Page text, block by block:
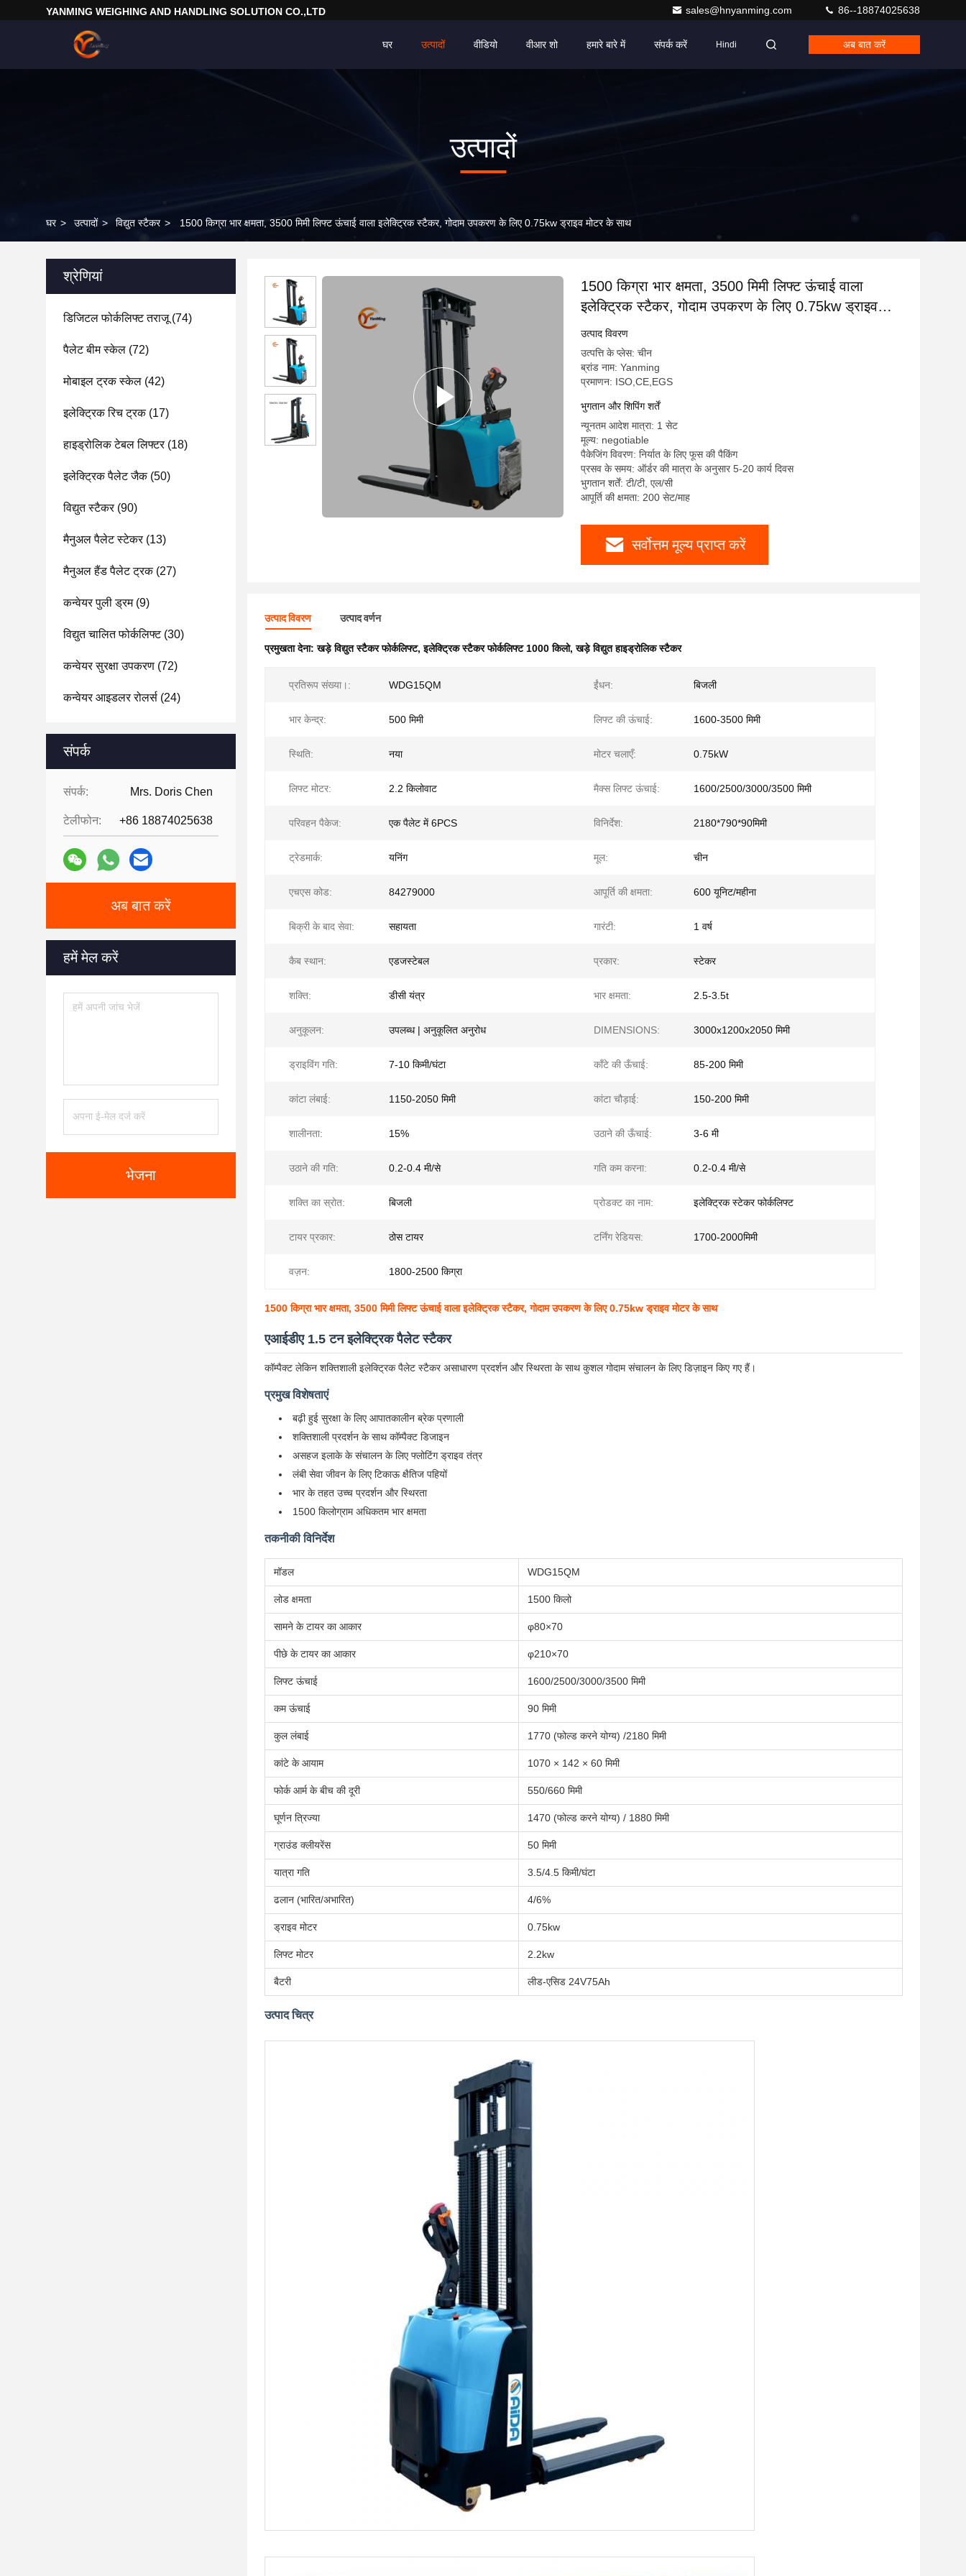
YANMING WEIGHING AND HANDLING SOLUTION CO.,LTD sales@hnyanming.com 86--18874025638
घर उत्पादों वीडियो वीआर शो हमारे बारे में संपर्क करें Hindi अब बात करें
उत्पादों
घर > उत्पादों > विद्युत स्टैकर > 1500 किग्रा भार क्षमता, 3500 मिमी लिफ्ट ऊंचाई वाला इलेक्ट्रिक स्टैकर, गोदाम उपकरण के लिए 0.75kw ड्राइव मोटर के साथ
श्रेणियां
डिजिटल फोर्कलिफ्ट तराजू(74)
पैलेट बीम स्केल (72)
मोबाइल ट्रक स्केल (42)
इलेक्ट्रिक रिच ट्रक(17)
हाइड्रोलिक टेबल लिफ्टर(18)
इलेक्ट्रिक पैलेट जैक(50)
विद्युत स्टैकर(90)
मैनुअल पैलेट स्टेकर(13)
मैनुअल हैंड पैलेट ट्रक(27)
कन्वेयर पुली ड्रम(9)
विद्युत चालित फोर्कलिफ्ट(30)
कन्वेयर सुरक्षा उपकरण (72)
कन्वेयर आइडलर रोलर्स (24)
संपर्क
संपर्क: Mrs. Doris Chen
टेलीफोन: +86 18874025638
अब बात करें
हमें मेल करें
भेजना
1500 किग्रा भार क्षमता, 3500 मिमी लिफ्ट ऊंचाई वाला
इलेक्ट्रिक स्टैकर, गोदाम उपकरण के लिए 0.75kw ड्राइव
मोटर के साथ
उत्पाद विवरण
उत्पत्ति के प्लेस: चीन
ब्रांड नाम: Yanming
प्रमाणन: ISO,CE,EGS
भुगतान और शिपिंग शर्तें
न्यूनतम आदेश मात्रा: 1 सेट
मूल्य: negotiable
पैकेजिंग विवरण: निर्यात के लिए फूस की पैकिंग
प्रसव के समय: ऑर्डर की मात्रा के अनुसार 5-20 कार्य दिवस
भुगतान शर्तें: टी/टी, एल/सी
आपूर्ति की क्षमता: 200 सेट/माह
सर्वोत्तम मूल्य प्राप्त करें
उत्पाद विवरण उत्पाद वर्णन
प्रमुखता देना:खड़े विद्युत स्टैकर फोर्कलिफ्ट,इलेक्ट्रिक स्टैकर फोर्कलिफ्ट 1000 किलो,खड़े विद्युत हाइड्रोलिक स्टैकर
प्रतिरूप संख्या।: WDG15QM ईंधन: बिजली
भार केन्द्र: 500 मिमी लिफ्ट की ऊंचाई: 1600-3500 मिमी
स्थिति: नया मोटर चलाएँ: 0.75kW
लिफ्ट मोटर: 2.2 किलोवाट मैक्स लिफ्ट ऊंचाई: 1600/2500/3000/3500 मिमी
परिवहन पैकेज: एक पैलेट में 6PCS विनिर्देश: 2180*790*90मिमी
ट्रेडमार्क: यनिंग मूल: चीन
एचएस कोड: 84279000 आपूर्ति की क्षमता: 600 यूनिट/महीना
बिक्री के बाद सेवा: सहायता गारंटी: 1 वर्ष
कैब स्थान: एडजस्टेबल प्रकार: स्टेकर
शक्ति: डीसी यंत्र भार क्षमता: 2.5-3.5t
अनुकूलन: उपलब्ध | अनुकूलित अनुरोध DIMENSIONS: 3000x1200x2050 मिमी
ड्राइविंग गति: 7-10 किमी/घंटा काँटे की ऊँचाई: 85-200 मिमी
कांटा लंबाई: 1150-2050 मिमी कांटा चौड़ाई: 150-200 मिमी
शालीनता: 15% उठाने की ऊँचाई: 3-6 मी
उठाने की गति: 0.2-0.4 मी/से गति कम करना: 0.2-0.4 मी/से
शक्ति का स्रोत: बिजली प्रोडक्ट का नाम: इलेक्ट्रिक स्टेकर फोर्कलिफ्ट
टायर प्रकार: ठोस टायर टर्निंग रेडियस: 1700-2000मिमी
वज़न: 1800-2500 किग्रा
1500 किग्रा भार क्षमता, 3500 मिमी लिफ्ट ऊंचाई वाला इलेक्ट्रिक स्टैकर, गोदाम उपकरण के लिए 0.75kw ड्राइव मोटर के साथ
एआईडीए 1.5 टन इलेक्ट्रिक पैलेट स्टैकर
कॉम्पैक्ट लेकिन शक्तिशाली इलेक्ट्रिक पैलेट स्टैकर असाधारण प्रदर्शन और स्थिरता के साथ कुशल गोदाम संचालन के लिए डिज़ाइन किए गए हैं।
प्रमुख विशेषताएं
बढ़ी हुई सुरक्षा के लिए आपातकालीन ब्रेक प्रणाली
शक्तिशाली प्रदर्शन के साथ कॉम्पैक्ट डिजाइन
असहज इलाके के संचालन के लिए फ्लोटिंग ड्राइव तंत्र
लंबी सेवा जीवन के लिए टिकाऊ क्षैतिज पहियों
भार के तहत उच्च प्रदर्शन और स्थिरता
1500 किलोग्राम अधिकतम भार क्षमता
तकनीकी विनिर्देश
मॉडल WDG15QM
लोड क्षमता 1500 किलो
सामने के टायर का आकार φ80×70
पीछे के टायर का आकार φ210×70
लिफ्ट ऊंचाई 1600/2500/3000/3500 मिमी
कम ऊंचाई 90 मिमी
कुल लंबाई 1770 (फोल्ड करने योग्य) /2180 मिमी
कांटे के आयाम 1070 × 142 × 60 मिमी
फोर्क आर्म के बीच की दूरी 550/660 मिमी
घूर्णन त्रिज्या 1470 (फोल्ड करने योग्य) / 1880 मिमी
ग्राउंड क्लीयरेंस 50 मिमी
यात्रा गति 3.5/4.5 किमी/घंटा
ढलान (भारित/अभारित) 4/6%
ड्राइव मोटर 0.75kw
लिफ्ट मोटर 2.2kw
बैटरी लीड-एसिड 24V75Ah
उत्पाद चित्र